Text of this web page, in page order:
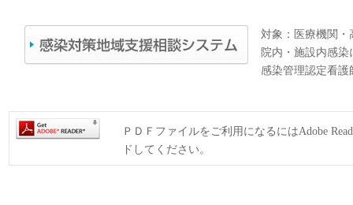
対象：医療機関・
院内・施設内感
感染管理認定看
ＰＤＦファイルをご利用になるにはAdobe
ドしてください。